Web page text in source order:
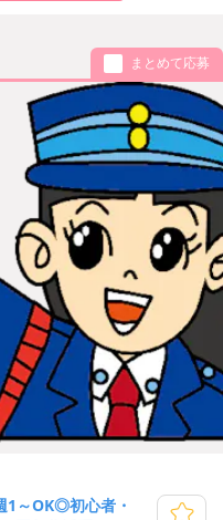
まとめて応募
1～OK◎初心者・